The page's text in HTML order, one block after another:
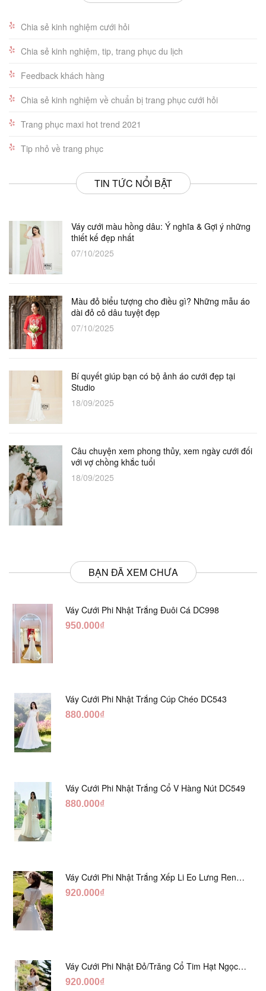
Chia sẻ kinh nghiệm cưới hỏi
Chia sẻ kinh nghiệm, tip, trang phục du lịch
Feedback khách hàng
Chia sẻ kinh nghiệm về chuẩn bị trang phục cưới hỏi
Trang phục maxi hot trend 2021
Tip nhỏ về trang phục
TIN TỨC NỔI BẬT
Váy cưới màu hồng dâu: Ý nghĩa & Gợi ý những
thiết kế đẹp nhất
07/10/2025
Màu đỏ biểu tượng cho điều gì? Những mẫu áo
dài đỏ cô dâu tuyệt đẹp
07/10/2025
Bí quyết giúp bạn có bộ ảnh áo cưới đẹp tại
Studio
18/09/2025
Câu chuyện xem phong thủy, xem ngày cưới đối
với vợ chồng khắc tuổi
18/09/2025
BẠN ĐÃ XEM CHƯA
Váy Cưới Phi Nhật Trắng Đuôi Cá DC998
950.000₫
Váy Cưới Phi Nhật Trắng Cúp Chéo DC543
880.000₫
Váy Cưới Phi Nhật Trắng Cổ V Hàng Nút DC549
880.000₫
Váy Cưới Phi Nhật Trắng Xếp Li Eo Lưng Ren
DC547
920.000₫
Váy Cưới Phi Nhật Đỏ/Trăng Cổ Tim Hạt Ngọc
DC548
920.000₫